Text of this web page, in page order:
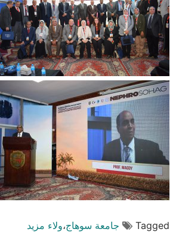
Tagged جامعة سوهاج،ولاء مزيد